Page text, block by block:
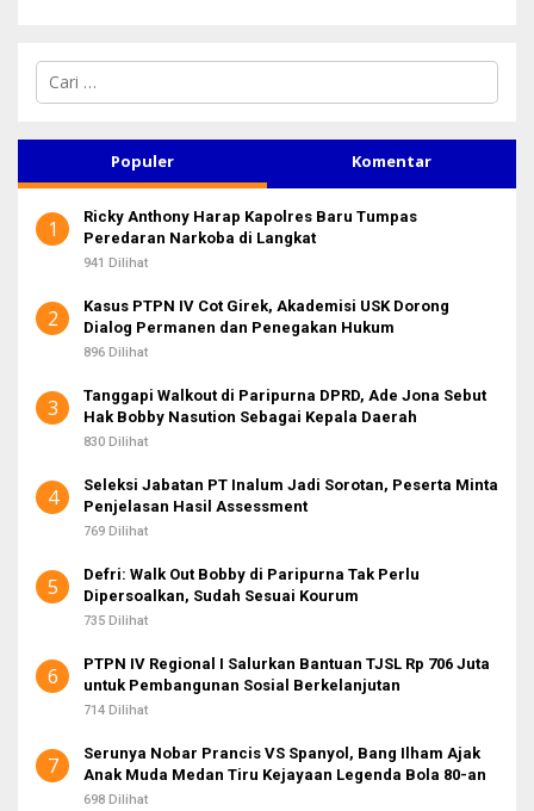
C
i
n
u
k
Populer Komentar
1
Ricky Anthony Harap Kapolres Baru Tumpas
Peredaran Narkoba di Langkat
941 Dilihat
2
Kasus PTPN IV Cot Girek, Akademisi USK Dorong
Dialog Permanen dan Penegakan Hukum
896 Dilihat
3
Tanggapi Walkout di Paripurna DPRD, Ade Jona Sebut
Hak Bobby Nasution Sebagai Kepala Daerah
830 Dilihat
4
Seleksi Jabatan PT Inalum Jadi Sorotan, Peserta Minta
Penjelasan Hasil Assessment
769 Dilihat
5
Defri: Walk Out Bobby di Paripurna Tak Perlu
Dipersoalkan, Sudah Sesuai Kourum
735 Dilihat
6
PTPN IV Regional I Salurkan Bantuan TJSL Rp 706 Juta
untuk Pembangunan Sosial Berkelanjutan
714 Dilihat
7
Serunya Nobar Prancis VS Spanyol, Bang Ilham Ajak
Anak Muda Medan Tiru Kejayaan Legenda Bola 80-an
698 Dilihat